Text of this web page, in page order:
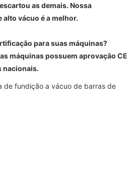
as demais. Nossa
vácuo é a melhor.
para suas máquinas?
máquinas possuem aprovação CE
nacionais.